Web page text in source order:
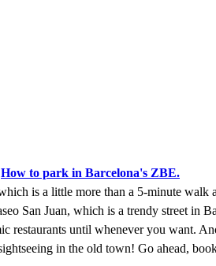
How to park in Barcelona's ZBE.
is a little more than a 5-minute
San Juan, which is a trendy street in
until whenever you want.
in the old town! Go ahead,